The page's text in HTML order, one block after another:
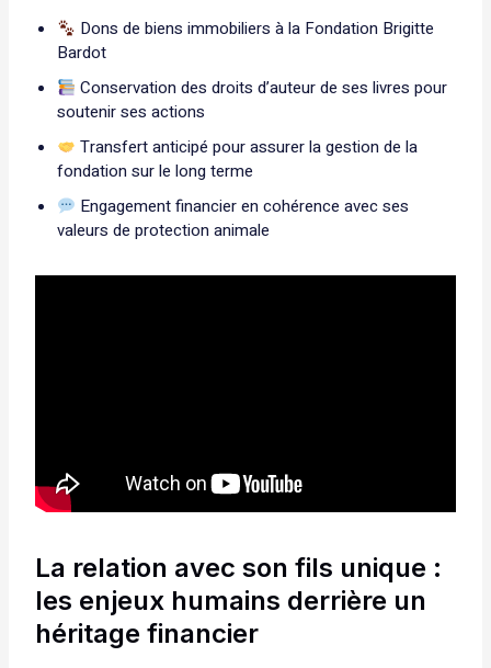
Dons de biens immobiliers à la Fondation Brigitte
Bardot
Conservation des droits d’auteur de ses livres pour
soutenir ses actions
Transfert anticipé pour assurer la gestion de la
fondation sur le long terme
Engagement financier en cohérence avec ses
valeurs de protection animale
La relation avec son fils unique :
les enjeux humains derrière un
héritage financier